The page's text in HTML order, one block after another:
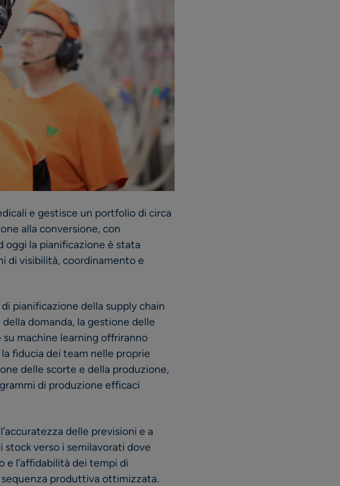
e gestisce un portfolio di circa
alla conversione, con
oggi la pianificazione è stata
di visibilità, coordinamento e
pianificazione della supply chain
domanda, la gestione delle
machine learning offriranno
fiducia dei team nelle proprie
delle scorte e della produzione,
di produzione efficaci
delle previsioni e a
verso i semilavorati dove
e l’affidabilità dei tempi di
produttiva ottimizzata.